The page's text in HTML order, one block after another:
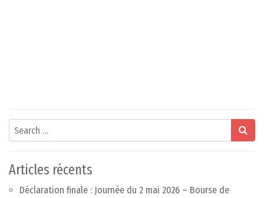
Search
Articles récents
Déclaration finale : Journée du 2 mai 2026 – Bourse de